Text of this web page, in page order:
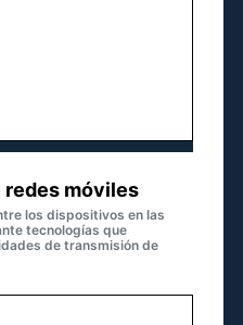
redes móviles
los dispositivos en las
tecnologías que
de transmisión de